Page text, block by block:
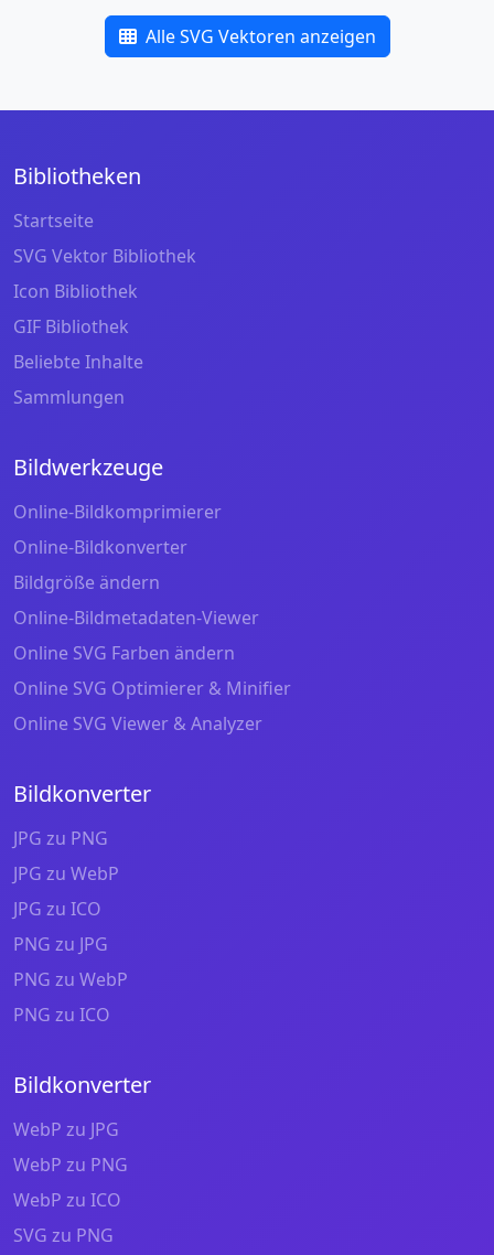
Alle SVG Vektoren anzeigen
Bibliotheken
Startseite
SVG Vektor Bibliothek
Icon Bibliothek
GIF Bibliothek
Beliebte Inhalte
Sammlungen
Bildwerkzeuge
Online-Bildkomprimierer
Online-Bildkonverter
Bildgröße ändern
Online-Bildmetadaten-Viewer
Online SVG Farben ändern
Online SVG Optimierer & Minifier
Online SVG Viewer & Analyzer
Bildkonverter
JPG zu PNG
JPG zu WebP
JPG zu ICO
PNG zu JPG
PNG zu WebP
PNG zu ICO
Bildkonverter
WebP zu JPG
WebP zu PNG
WebP zu ICO
SVG zu PNG